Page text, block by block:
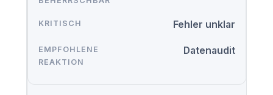
Fehler unklar
Datenaudit